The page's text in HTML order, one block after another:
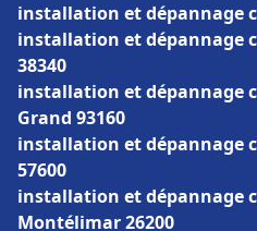
installation et dépannage
installation et dépannage
38340
installation et dépannage
Grand 93160
installation et dépannage
57600
installation et dépannage
Montélimar 26200